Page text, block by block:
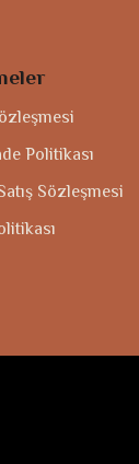
Politikası
Sözleşmesi